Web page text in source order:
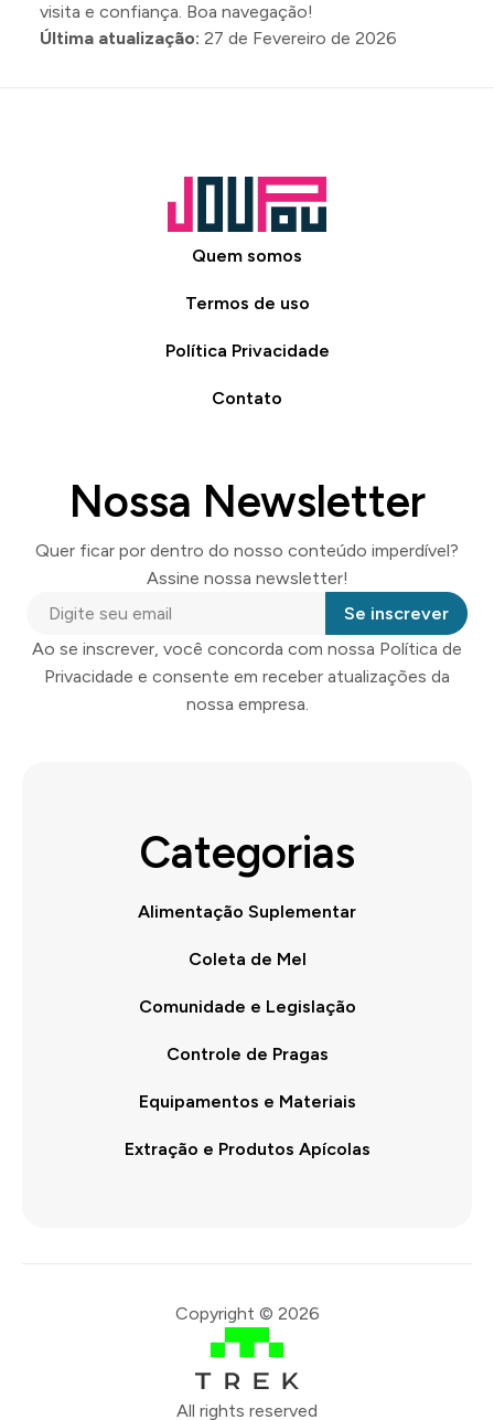
visita e confiança. Boa navegação!
Última atualização: 27 de Fevereiro de 2026
Quem somos
Termos de uso
Política Privacidade
Contato
Nossa Newsletter
Quer ficar por dentro do nosso conteúdo imperdível?
Assine nossa newsletter!
Se inscrever
Ao se inscrever, você concorda com nossa Política de
Privacidade e consente em receber atualizações da
nossa empresa.
Categorias
Alimentação Suplementar
Coleta de Mel
Comunidade e Legislação
Controle de Pragas
Equipamentos e Materiais
Extração e Produtos Apícolas
Copyright © 2026
All rights reserved